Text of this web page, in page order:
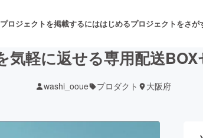
プロジェクトを掲載するにははじめるプロジェクトをさが
軽に返せる専用配送BOX
washi_ooue プロダクト 大阪府